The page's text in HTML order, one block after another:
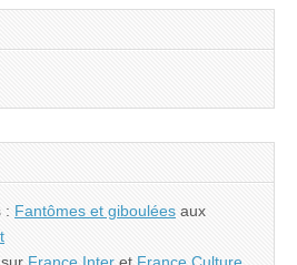
: Fantômes et giboulées aux
France Inter et France Culture